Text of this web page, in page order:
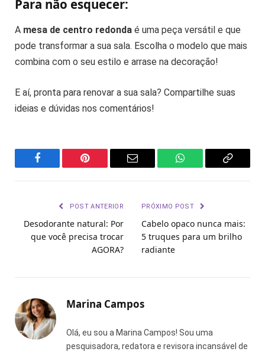
Para não esquecer:
A mesa de centro redonda é uma peça versátil e que
pode transformar a sua sala. Escolha o modelo que mais
combina com o seu estilo e arrase na decoração!
E aí, pronta para renovar a sua sala? Compartilhe suas
ideias e dúvidas nos comentários!
Facebook Pinterest Email WhatsAppCopy
POST ANTERIOR
Desodorante natural: Por
que você precisa trocar
AGORA?
PRÓXIMO POST
Cabelo opaco nunca mais:
5 truques para um brilho
radiante
Marina Campos
Olá, eu sou a Marina Campos! Sou uma
pesquisadora, redatora e revisora incansável de